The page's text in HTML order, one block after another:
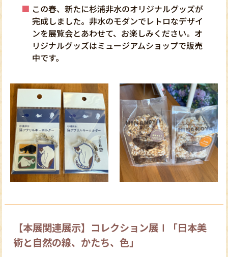
この春、新たに杉浦非水のオリジナルグッズが
完成しました。非水のモダンでレトロなデザイ
ンを展覧会とあわせて、お楽しみください。オ
リジナルグッズはミュージアムショップで販売
中です。
【本展関連展示】コレクション展Ⅰ「日本美
術と自然の線、かたち、色」